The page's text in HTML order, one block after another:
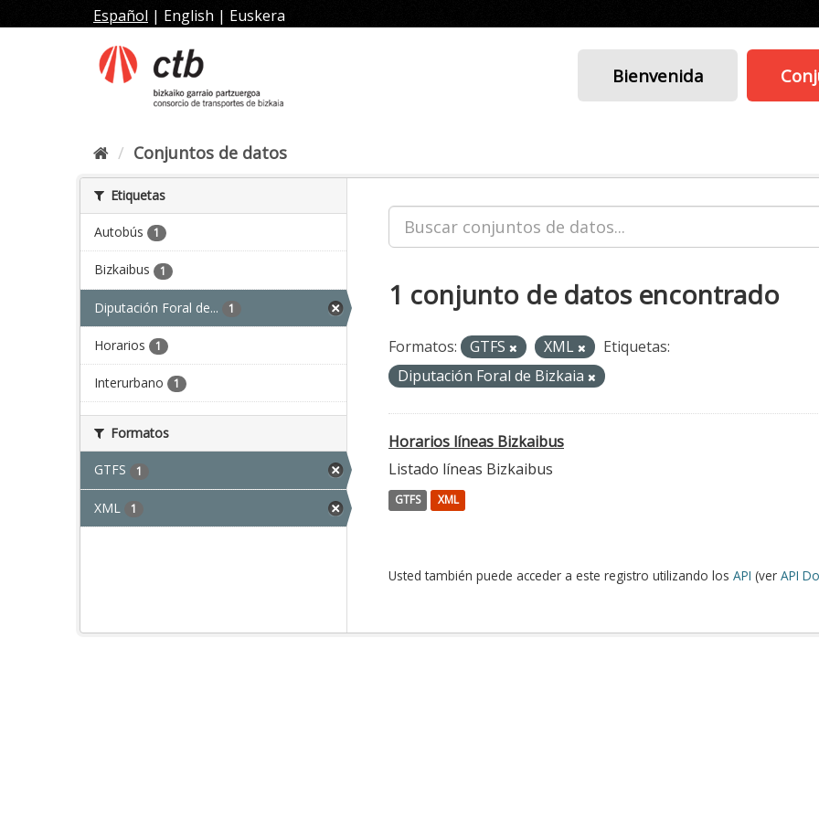
al
Español | English | Euskera
Bienvenida
Conjuntos de datos
Etiquetas
Autobús 1
Bizkaibus 1
Diputación Foral de... 1
Horarios 1
Interurbano 1
Formatos
GTFS 1
XML 1
1 conjunto de datos encontrado
Formatos: GTFS XML
Etiquetas:
Diputación Foral de Bizkaia
Horarios líneas Bizkaibus
Listado líneas Bizkaibus
GTFS XML
Usted también puede acceder a este registro utilizando los API (ver API